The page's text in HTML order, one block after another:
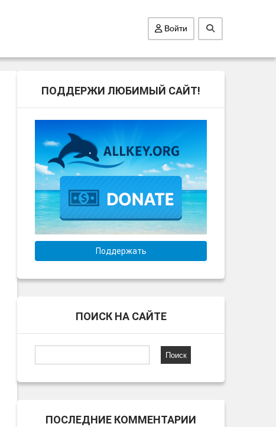
Войти
ПОДДЕРЖИ ЛЮБИМЫЙ САЙТ!
Поддержать
ПОИСК НА САЙТЕ
ПОСЛЕДНИЕ КОММЕНТАРИИ